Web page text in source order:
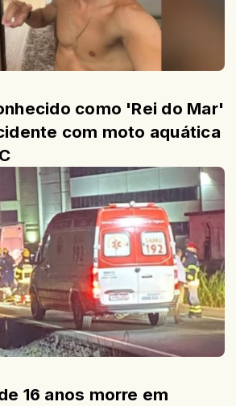
como 'Rei do Mar'
com moto aquática
16 anos morre em